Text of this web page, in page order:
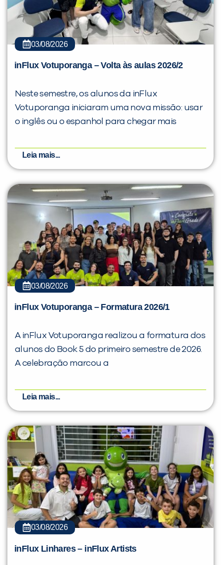
03/08/2026
inFlux Votuporanga – Volta às aulas 2026/2
Neste semestre, os alunos da inFlux
Votuporanga iniciaram uma nova missão: usar
o inglês ou o espanhol para chegar mais
Leia mais...
03/08/2026
inFlux Votuporanga – Formatura 2026/1
A inFlux Votuporanga realizou a formatura dos
alunos do Book 5 do primeiro semestre de 2026.
A celebração marcou a
Leia mais...
03/08/2026
inFlux Linhares – inFlux Artists